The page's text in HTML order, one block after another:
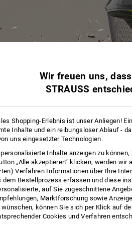
SICHERHEIT IST
wie Geschosse durch die Luft
im Forst verlangen
Wir freuen uns,
STRAUSS
Shopping-Erlebnis ist unser Anliegen!
Inhalte und ein reibungsloser Ablauf -
uns eingesetzter Technologien.
Inhalte anzeigen zu
„Alle akzeptieren“ klicken, werden wir
Verfahren Informationen über Ihre
dem Bestellprozess erfassen und diese
auf Sie zugeschnittene
Marktforschung sowie
können Sie sich per Klick auf
Cookies und Verfahren